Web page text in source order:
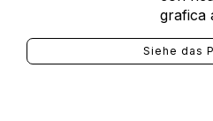
grafica
Siehe das